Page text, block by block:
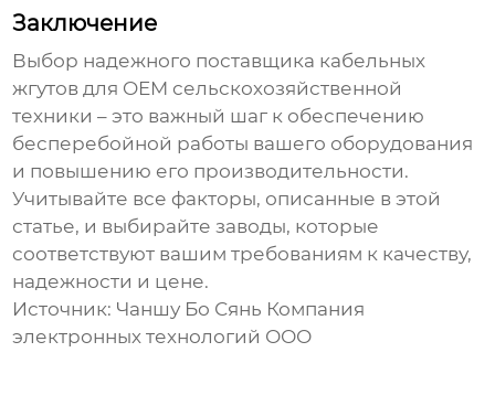
Заключение
Выбор надежного поставщика кабельных
жгутов для OEM сельскохозяйственной
техники – это важный шаг к обеспечению
бесперебойной работы вашего оборудования
и повышению его производительности.
Учитывайте все факторы, описанные в этой
статье, и выбирайтезаводы, которые
соответствуют вашим требованиям к качеству,
надежности и цене.
Источник: Чаншу Бо Сянь Компания
электронных технологий ООО